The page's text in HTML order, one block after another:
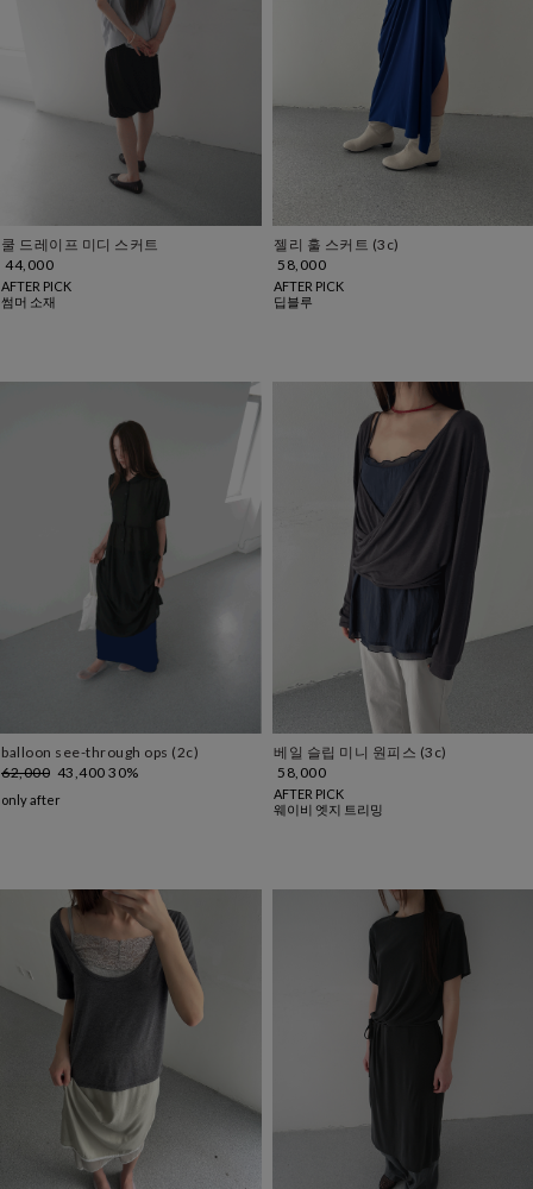
쿨 드레이프 미디 스커트
44,000
AFTER PICK
썸머 소재
젤리 훌 스커트 (3c)
58,000
AFTER PICK
딥블루
balloon see-through ops (2c)
62,000 43,400 30%
only after
베일 슬립 미니 원피스 (3c)
58,000
AFTER PICK
웨이비 엣지 트리밍